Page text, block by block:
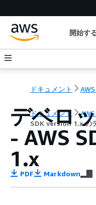
開始す
ドキュメント
ドキュメント
SDK version 1.x の
デベロ
- AWS
1.x
PDF Markdown